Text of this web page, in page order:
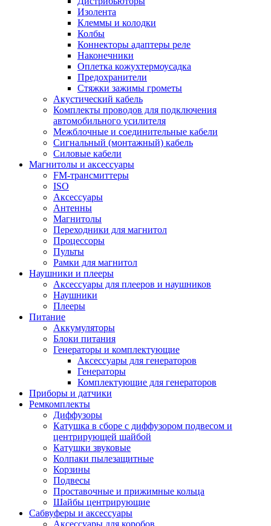
Изолента
Клеммы и колодки
Колбы
Коннекторы адаптеры реле
Наконечники
Оплетка кожухтермоусадка
Предохранители
Стяжки зажимы грометы
Акустический кабель
Комплекты проводов для подключения
автомобильного усилителя
Межблочные и соединительные кабели
Сигнальный (монтажный) кабель
Силовые кабели
Магнитолы и аксессуары
FM-трансмиттеры
ISO
Аксессуары
Антенны
Магнитолы
Переходники для магнитол
Процессоры
Пульты
Рамки для магнитол
Наушники и плееры
Аксессуары для плееров и наушников
Наушники
Плееры
Питание
Аккумуляторы
Блоки питания
Генераторы и комплектующие
Аксессуары для генераторов
Генераторы
Комплектующие для генераторов
Приборы и датчики
Ремкомплекты
Диффузоры
Катушка в сборе с диффузором подвесом и
центрирующей шайбой
Катушки звуковые
Колпаки пылезащитные
Корзины
Подвесы
Проставочные и прижимные кольца
Шайбы центрирующие
Сабвуферы и аксессуары
Аксессуары для коробов